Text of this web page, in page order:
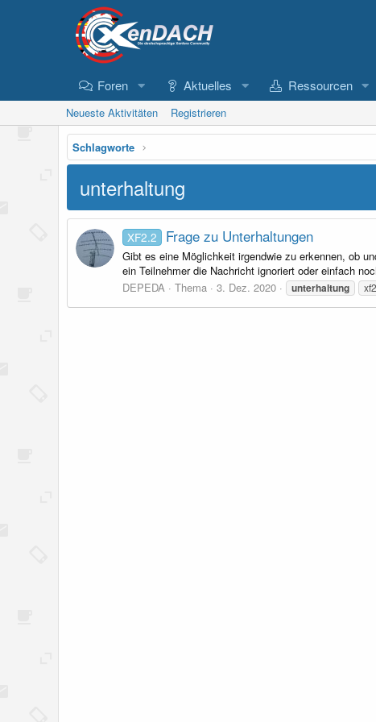
Foren Aktuelles Ressourcen
Neueste Aktivitäten Registrieren
Schlagworte
unterhaltung
XF2.2 Frage zu Unterhaltungen
Gibt es eine Möglichkeit irgendwie zu erkennen, ob
ein Teilnehmer die Nachricht ignoriert oder einfach
DEPEDA
Thema 3. Dez. 2020 unterhaltung